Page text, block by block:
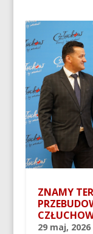
ZNAMY
29 maj, 2026